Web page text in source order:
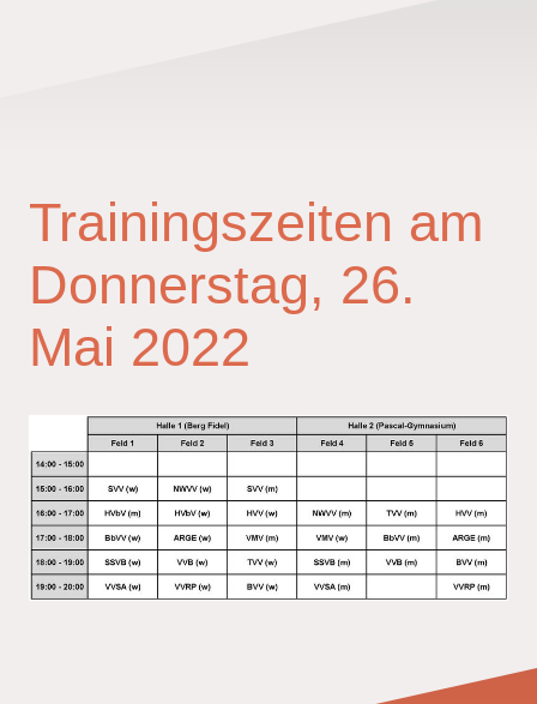
Trainingszeiten am
Donnerstag, 26.
Mai 2022